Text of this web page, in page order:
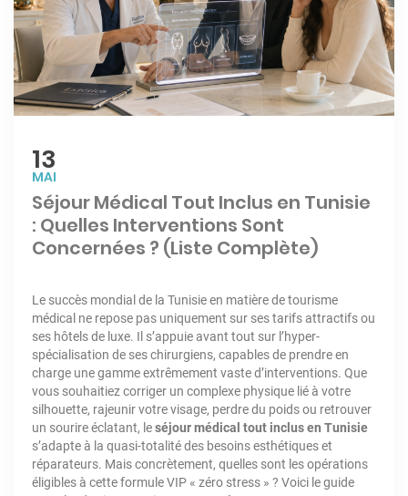
13
MAI
Séjour Médical Tout Inclus en Tunisie
: Quelles Interventions Sont
Concernées ? (Liste Complète)
Le succès mondial de la Tunisie en matière de tourisme
médical ne repose pas uniquement sur ses tarifs attractifs ou
ses hôtels de luxe. Il s’appuie avant tout sur l’hyper-
spécialisation de ses chirurgiens, capables de prendre en
charge une gamme extrêmement vaste d’interventions. Que
vous souhaitiez corriger un complexe physique lié à votre
silhouette, rajeunir votre visage, perdre du poids ou retrouver
un sourire éclatant, leséjour médical tout inclus en Tunisie
s’adapte à la quasi-totalité des besoins esthétiques et
réparateurs. Mais concrètement, quelles sont les opérations
éligibles à cette formule VIP « zéro stress » ? Voici le guide